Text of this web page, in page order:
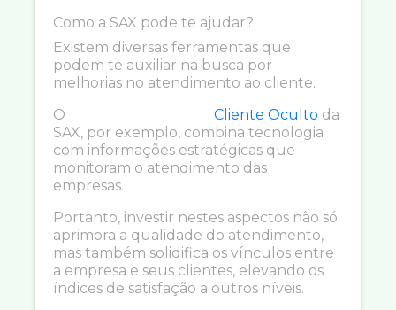
Como a SAX pode te ajudar?
Existem diversas ferramentas que
podem te auxiliar na busca por
melhorias no atendimento ao cliente.
O
Cliente Oculto da
SAX, por exemplo, combina tecnologia
com informações estratégicas que
monitoram o atendimento das
empresas.
Portanto, investir nestes aspectos não só
aprimora a qualidade do atendimento,
mas também solidifica os vínculos entre
a empresa e seus clientes, elevando os
índices de satisfação a outros níveis.